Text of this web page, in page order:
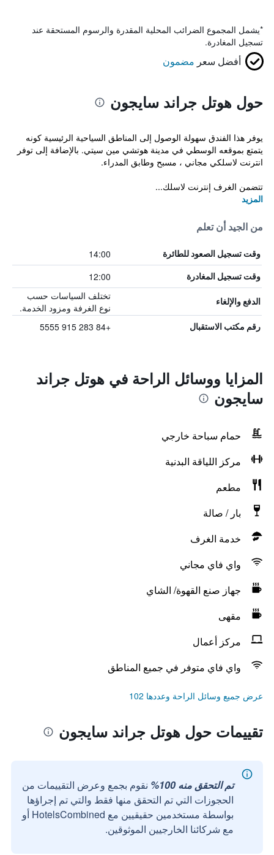
*يشمل المجموع الضرائب المحلية المقدرة والرسوم المستحقة عند
تسجيل المغادرة.
أفضل سعر مضمون
حول هوتل جراند سايجون
يوفر هذا الفندق سهولة الوصول إلى المناطق السياحية الرئيسية كونه
يتمتع بموقعه الوسطي في مدينة هوتشي مين سيتي. بالإضافة إلى توفر
انترنت لاسلكي مجاني ، مسبح وطابق المدراء.
تتضمن الغرف إنترنت لاسلك...
المزيد
من الجيد أن تعلم
وقت تسجيل الصعود للطائرة 14:00
وقت تسجيل المغادرة 12:00
الدفع والإلغاء
تختلف السياسات حسب
نوع الغرفة ومزود الخدمة.
رقم مكتب الاستقبال +84 283 915 5555
المزايا ووسائل الراحة في هوتل جراند
سايجون
حمام سباحة خارجي
مركز اللياقة البدنية
مطعم
بار / صالة
خدمة الغرف
واي فاي مجاني
جهاز صنع القهوة/ الشاي
مقهى
مركز أعمال
واي فاي متوفر في جميع المناطق
عرض جميع وسائل الراحة وعددها 102
تقييمات حول هوتل جراند سايجون
تم التحقق منه 100%
نقوم بجمع وعرض التقييمات من
الحجوزات التي تم التحقق منها فقط والتي تم إجراؤها
بواسطة مستخدمين حقيقيين مع HotelsCombined أو
مع شركائنا الخارجيين الموثوقين.